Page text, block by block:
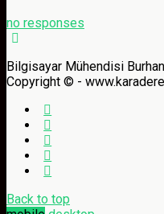
no responses
Bilgisayar Mühendisi
Copyright © -
Back to top